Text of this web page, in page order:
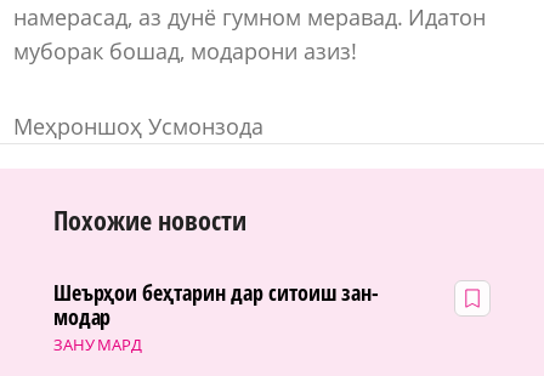
намерасад, аз дунё гумном меравад. Идатон
муборак бошад, модарони азиз!
Меҳроншоҳ Усмонзода
Похожие новости
ЗАНУ МАРД
Шеърҳои беҳтарин дар ситоиш зан-
модар